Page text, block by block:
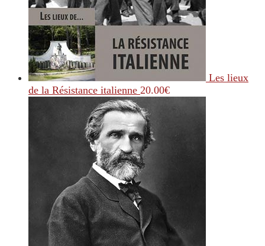
Les lieux
de la Résistance italienne 20.00€